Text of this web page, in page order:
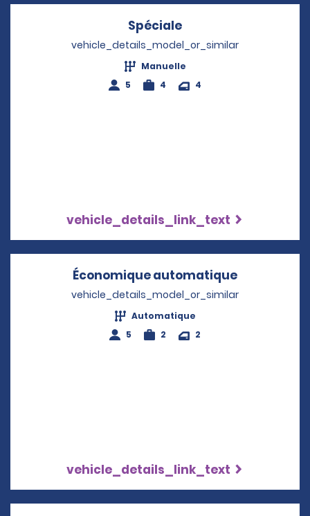
Spéciale
vehicle_details_model_or_similar
Manuelle
5
4 4
vehicle_details_link_text
Économique automatique
vehicle_details_model_or_similar
Automatique
5
2 2
vehicle_details_link_text